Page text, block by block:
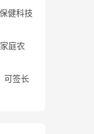
健科技
庭农
可签长